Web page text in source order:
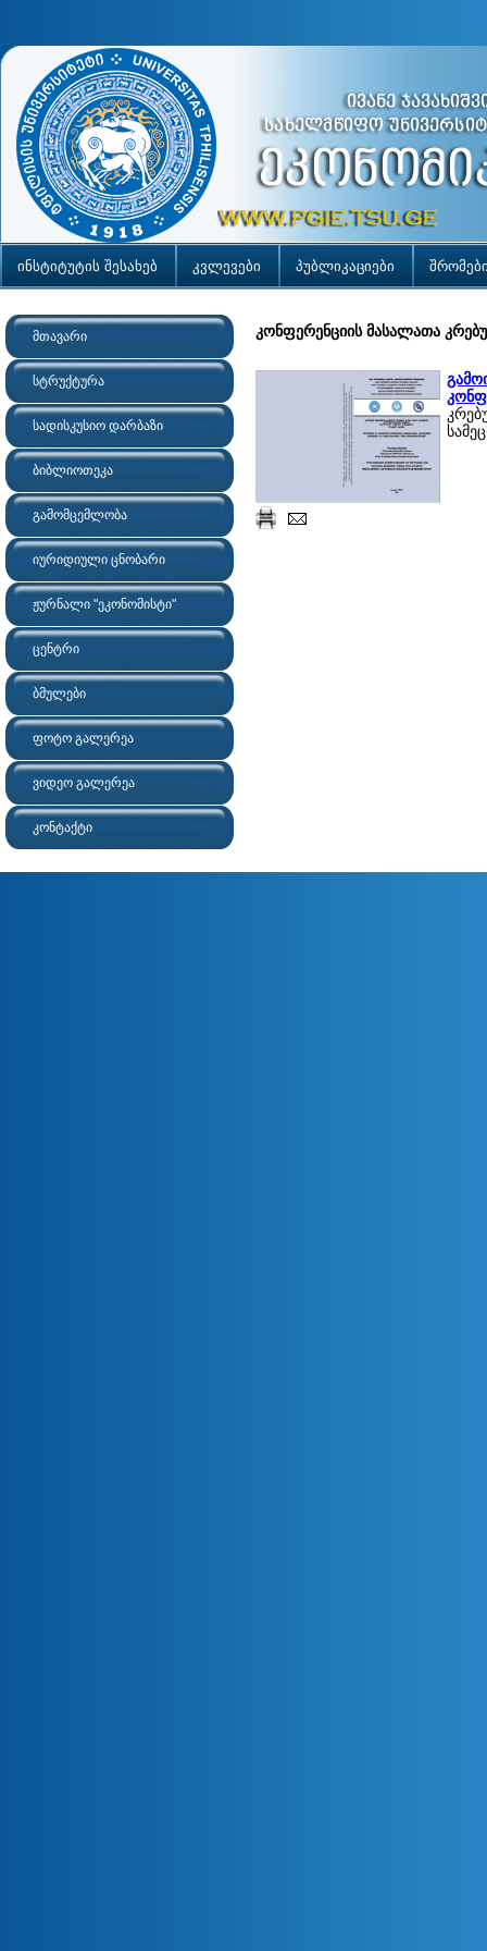
ინსტიტუტის შესახებ კვლევები პუბლიკაციები
მთავარი
სტრუქტურა
სადისკუსიო დარბაზი
ბიბლიოთეკა
გამომცემლობა
იურიდიული ცნობარი
ჟურნალი "ეკონომისტი"
ცენტრი
ბმულები
ფოტო გალერეა
ვიდეო გალერეა
კონტაქტი
კონფერენციის მასალათა